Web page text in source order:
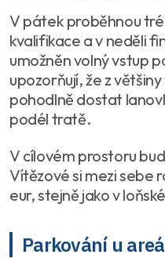
V pátek proběhnou
kvalifikace a v neděli
umožněn volný vstup
upozorňují, že z
pohodlně dostat
podél tratě.
V cílovém prostoru
Vítězové si mezi sebe
eur, stejně jako v
Parkování u